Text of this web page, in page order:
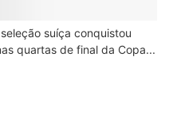
suíça conquistou
quartas de final da Copa...